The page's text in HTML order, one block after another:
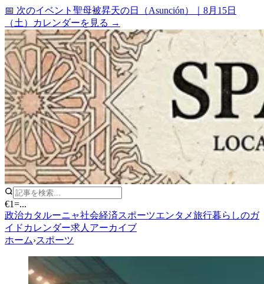
📅 次のイベント 聖母被昇天の日（Asunción）
8月15日
（土）
カレンダーを見る →
€1=...
政治カタルーニャ社会経済スポーツエンタメ旅行暮らしのガ
イド カレンダー求人 アーカイブ
ホーム›スポーツ